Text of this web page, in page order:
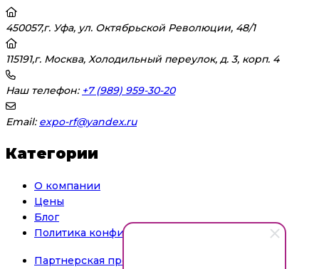
450057,г. Уфа, ул. Октябрьской Революции, 48/1
115191,г. Москва, Холодильный переулок, д. 3, корп. 4
Наш телефон: +7 (989) 959-30-20
Email: expo-rf@yandex.ru
Категории
О компании
Цены
Блог
Политика конфиденциальности
Партнерская программа